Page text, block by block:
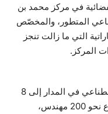
في مركز محمد بن
المتطور، والمخصّص
التي ما زالت تنجز
المركز.
من المتوقع أن تصل مدة عمل القمر الاصطناعي في المدار إلى 8
سنوات، كما يبلغ عدد فريق عمل المشروع نحو 200 مهندس،